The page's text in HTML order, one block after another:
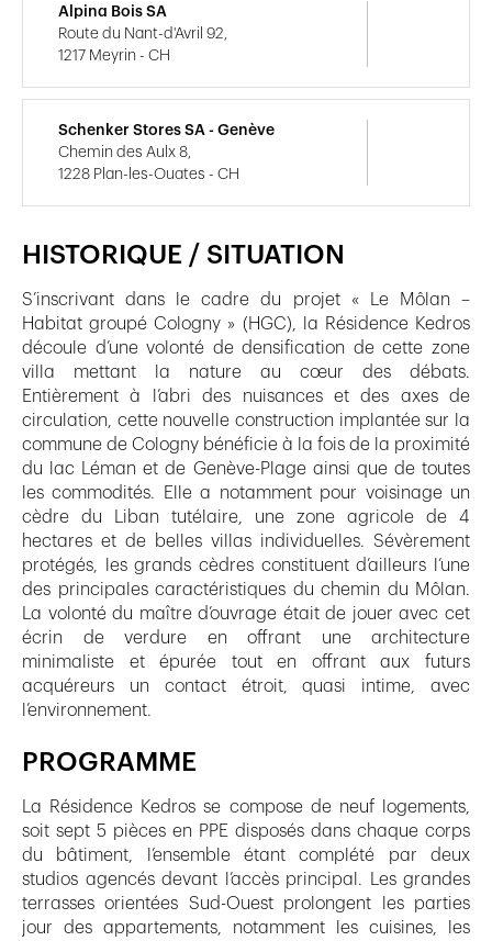
HISTORIQUE / SITUATION
S’inscrivant dans le cadre du projet « Le Môlan –
Habitat groupé Cologny » (HGC), la Résidence Kedros
découle d’une volonté de densification de cette zone
villa mettant la nature au cœur des débats.
Entièrement à l’abri des nuisances et des axes de
circulation, cette nouvelle construction implantée sur la
commune de Cologny bénéficie à la fois de la proximité
du lac Léman et de Genève-Plage ainsi que de toutes
les commodités. Elle a notamment pour voisinage un
cèdre du Liban tutélaire, une zone agricole de 4
hectares et de belles villas individuelles. Sévèrement
protégés, les grands cèdres constituent d’ailleurs l’une
des principales caractéristiques du chemin du Môlan.
La volonté du maître d’ouvrage était de jouer avec cet
écrin de verdure en offrant une architecture
minimaliste et épurée tout en offrant aux futurs
acquéreurs un contact étroit, quasi intime, avec
l’environnement.
PROGRAMME
La Résidence Kedros se compose de neuf logements,
soit sept 5 pièces en PPE disposés dans chaque corps
du bâtiment, l’ensemble étant complété par deux
studios agencés devant l’accès principal. Les grandes
terrasses orientées Sud-Ouest prolongent les parties
jour des appartements, notamment les cuisines, les
Alpina Bois SA
Route du Nant-d'Avril 92,
1217 Meyrin - CH
Schenker Stores SA - Genève
Chemin des Aulx 8,
1228 Plan-les-Ouates - CH